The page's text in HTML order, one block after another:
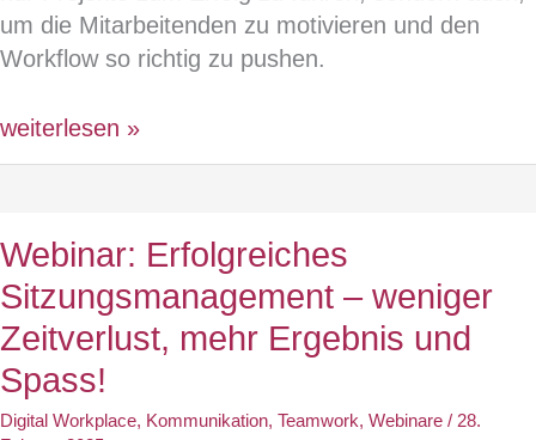
«Microsoft
Verwaltung
&
Learnings»
um die Mitarbeitenden zu motivieren und den
Workflow so richtig zu pushen.
Webinar:
Interne
rockt
–
Klartext
Frust!
weiterlesen »
Webinar: Erfolgreiches
Sitzungsmanagement – weniger
Zeitverlust, mehr Ergebnis und
Spass!
Digital Workplace, Kommunikation, Teamwork, Webinare / 28.